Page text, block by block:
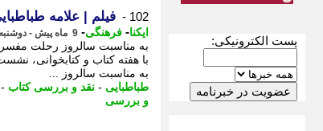
پست الکترونیکی:
102 - فیلم | علامه
ایکنا- فرهنگی- 9 ماه پیش - دوشنبه 26 آبان 1404، 19:32
به مناسبت سالروز رحلت مفسر
با هفته کتاب و کتابخوانی،
به مناسبت سالروز ...
طباطبایی - نقد و بررسی کتاب -
و بررسی